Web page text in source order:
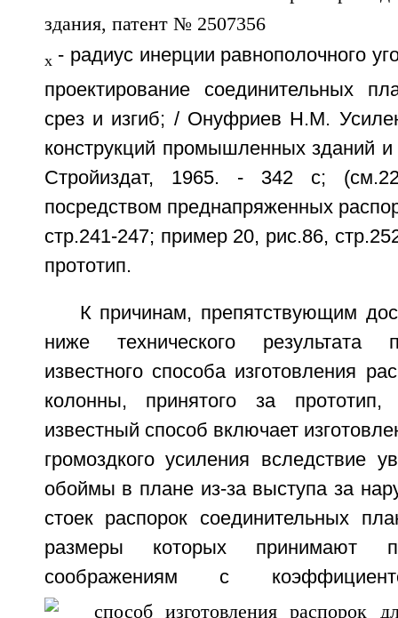
х- радиус инерции равнополочного
проектирование соединительных
срез и изгиб; / Онуфриев Н.М.
конструкций промышленных зданий
Стройиздат, 1965. - 342 с;
посредством преднапряженных
стр.241-247; пример 20, рис.86,
прототип.
К причинам, препятствующим
ниже технического результата
известного способа изготовления
колонны, принятого за
известный способ включает
громоздкого усиления вследствие
обоймы в плане из-за выступа за
стоек распорок соединительных
размеры которых принимают
соображениям с